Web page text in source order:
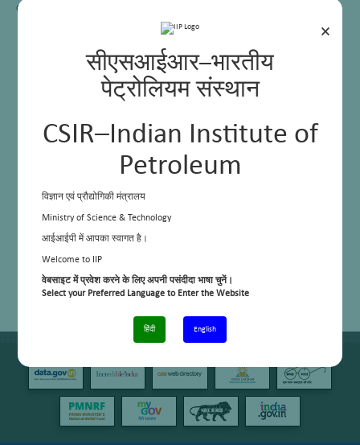
×
सीएसआईआर–भारतीय
पेट्रोलियम संस्थान
CSIR–Indian Institute of
Petroleum
विज्ञान एवं प्रौद्योगिकी मंत्रालय
Ministry of Science & Technology
आईआईपी में आपका स्वागत है।
Welcome to IIP
वेबसाइट में प्रवेश करने के लिए अपनी पसंदीदा भाषा चुनें।
Select your Preferred Language to Enter the Website
हिंदी English
Content not available.